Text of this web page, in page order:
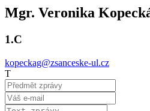
Mgr. Veronika
1.C
kopeckag@zsanceske-ul.cz
T